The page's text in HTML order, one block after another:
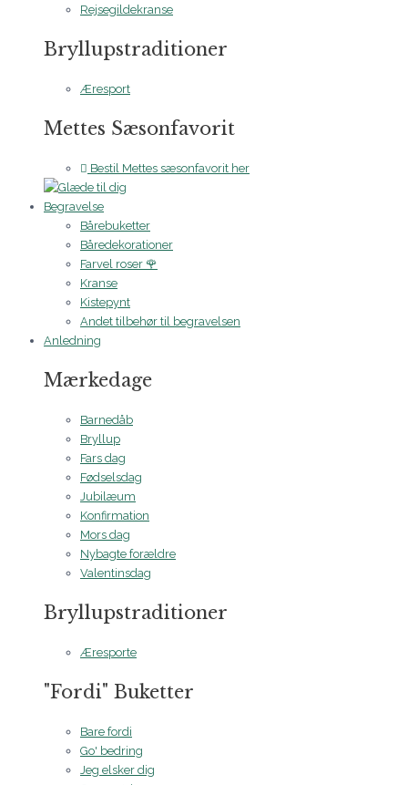
Rejsegildekranse
Bryllupstraditioner
Æresport
Mettes Sæsonfavorit
Bestil Mettes sæsonfavorit her
Begravelse
Bårebuketter
Båredekorationer
Farvel roser 🌹
Kranse
Kistepynt
Andet tilbehør til begravelsen
Anledning
Mærkedage
Barnedåb
Bryllup
Fars dag
Fødselsdag
Jubilæum
Konfirmation
Mors dag
Nybagte forældre
Valentinsdag
Bryllupstraditioner
Æresporte
"Fordi" Buketter
Bare fordi
Go' bedring
Jeg elsker dig